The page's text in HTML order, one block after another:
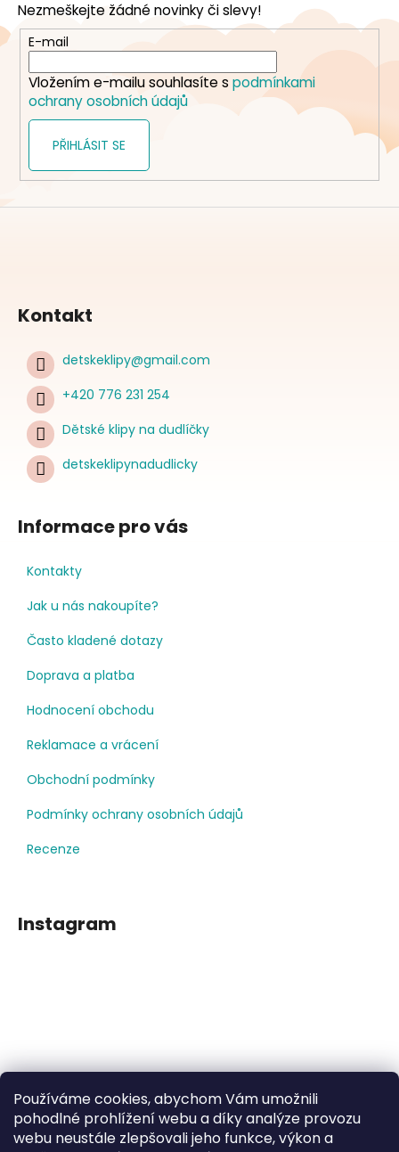
Používáme cookies, abychom Vám umožnili
pohodlné prohlížení webu a díky analýze provozu
webu neustále zlepšovali jeho funkce, výkon a
a
t
Nezmeškejte žádné novinky či slevy!
E-mail
Vložením e-mailu souhlasíte s podmínkami
ochrany osobních údajů
PŘIHLÁSIT SE
Kontakt
detskeklipy@gmail.com
+420 776 231 254
Dětské klipy na dudlíčky
detskeklipynadudlicky
Informace pro vás
Kontakty
Jak u nás nakoupíte?
Často kladené dotazy
Doprava a platba
Hodnocení obchodu
Reklamace a vrácení
Obchodní podmínky
Podmínky ochrany osobních údajů
Recenze
Instagram
Sledovat na Instagramu